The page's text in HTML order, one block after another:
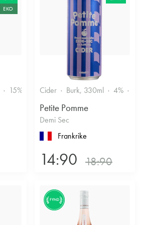
EKO
15% Annan likör
Cider Burk, 330ml 4%
Petite Pomme
Demi Sec
Frankrike
14:90 18:90
FYND